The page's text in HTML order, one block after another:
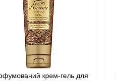
крем-гель для